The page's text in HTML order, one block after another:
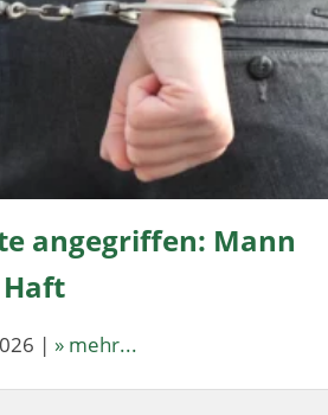
angegriffen: Mann
| » mehr...